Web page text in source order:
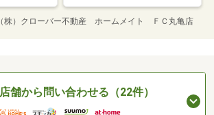
（株）クローバー不動産 ホームメイト ＦＣ丸亀店
舗から問い合わせる（22件）